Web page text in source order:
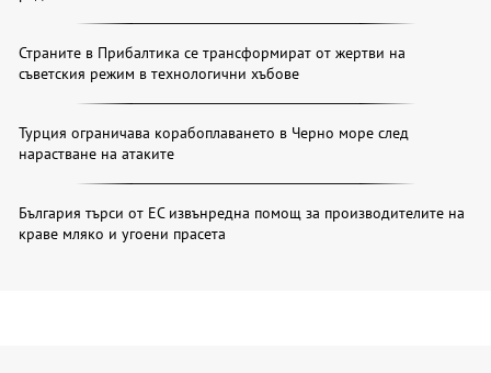
Страните в Прибалтика се трансформират от жертви на
съветския режим в технологични хъбове
Турция ограничава корабоплаването в Черно море след
нарастване на атаките
България търси от ЕС извънредна помощ за производителите на
краве мляко и угоени прасета